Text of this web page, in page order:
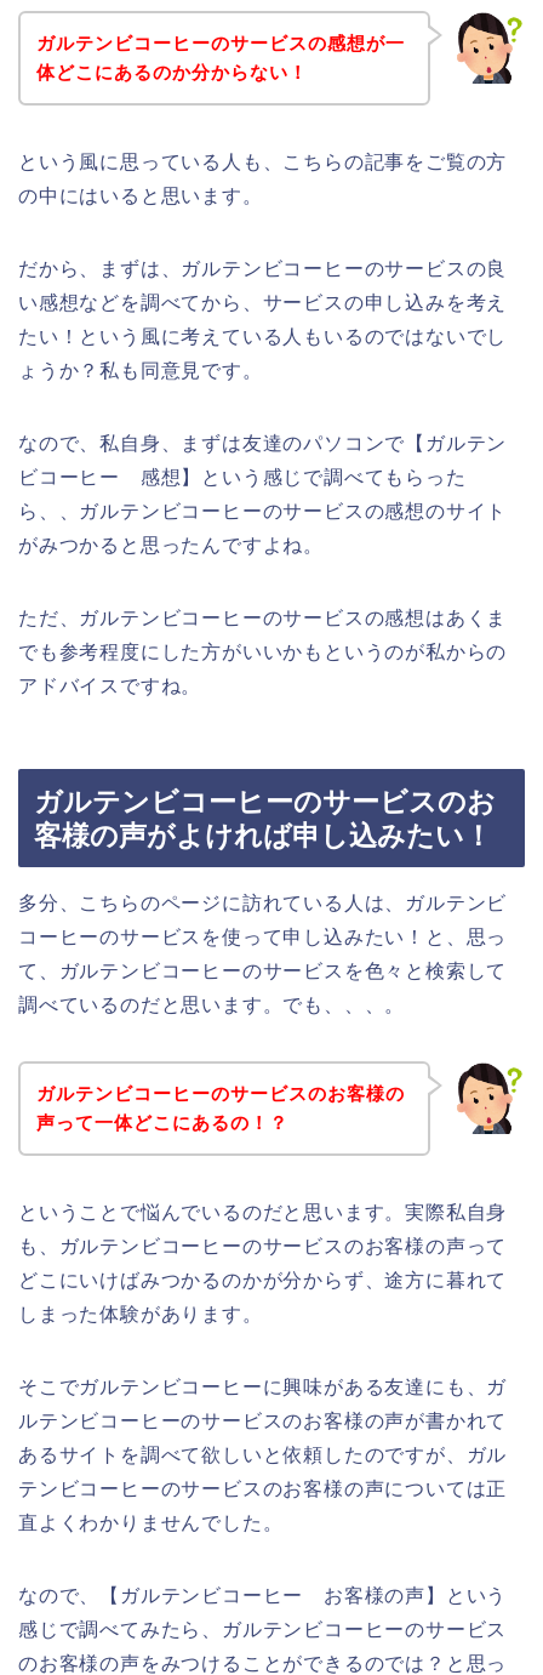
ガルテンビコーヒーのサービスの感想が一
体どこにあるのか分からない！
という風に思っている人も、こちらの記事をご覧の方
の中にはいると思います。
だから、まずは、ガルテンビコーヒーのサービスの良
い感想などを調べてから、サービスの申し込みを考え
たい！という風に考えている人もいるのではないでし
ょうか？私も同意見です。
なので、私自身、まずは友達のパソコンで【ガルテン
ビコーヒー 感想】という感じで調べてもらった
ら、、ガルテンビコーヒーのサービスの感想のサイト
がみつかると思ったんですよね。
ただ、ガルテンビコーヒーのサービスの感想はあくま
でも参考程度にした方がいいかもというのが私からの
アドバイスですね。
ガルテンビコーヒーのサービスのお
客様の声がよければ申し込みたい！
多分、こちらのページに訪れている人は、ガルテンビ
コーヒーのサービスを使って申し込みたい！と、思っ
て、ガルテンビコーヒーのサービスを色々と検索して
調べているのだと思います。でも、、、。
ガルテンビコーヒーのサービスのお客様の
声って一体どこにあるの！？
ということで悩んでいるのだと思います。実際私自身
も、ガルテンビコーヒーのサービスのお客様の声って
どこにいけばみつかるのかが分からず、途方に暮れて
しまった体験があります。
そこでガルテンビコーヒーに興味がある友達にも、ガ
ルテンビコーヒーのサービスのお客様の声が書かれて
あるサイトを調べて欲しいと依頼したのですが、ガル
テンビコーヒーのサービスのお客様の声については正
直よくわかりませんでした。
なので、【ガルテンビコーヒー お客様の声】という
感じで調べてみたら、ガルテンビコーヒーのサービス
のお客様の声をみつけることができるのでは？と思っ